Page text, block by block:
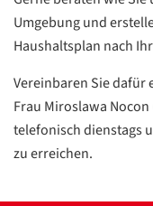
Umgebung und
Haushaltsplan nach
Vereinbaren Sie dafür
Frau Miroslawa
telefonisch dienstags
zu erreichen.